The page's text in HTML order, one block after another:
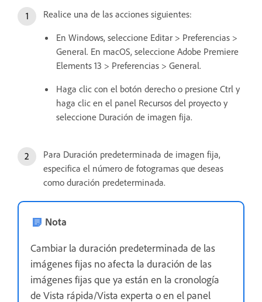
Realice una de las acciones siguientes:
En Windows, seleccione Editar > Preferencias >
General. En macOS, seleccione Adobe Premiere
Elements 13 > Preferencias > General.
Haga clic con el botón derecho o presione Ctrl y
haga clic en el panel Recursos del proyecto y
seleccione Duración de imagen fija.
Para Duración predeterminada de imagen fija,
especifica el número de fotogramas que deseas
como duración predeterminada.
Nota
Cambiar la duración predeterminada de las
imágenes fijas no afecta la duración de las
imágenes fijas que ya están en la cronología
de Vista rápida/Vista experta o en el panel